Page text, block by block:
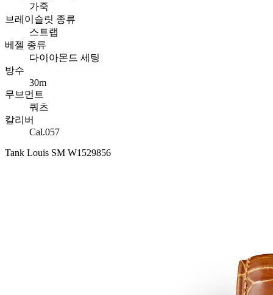
가죽
브레이슬릿 종류
스트랩
베젤 종류
다이아몬드 세팅
방수
30m
무브먼트
쿼츠
칼리버
Cal.057
Tank Louis SM W1529856